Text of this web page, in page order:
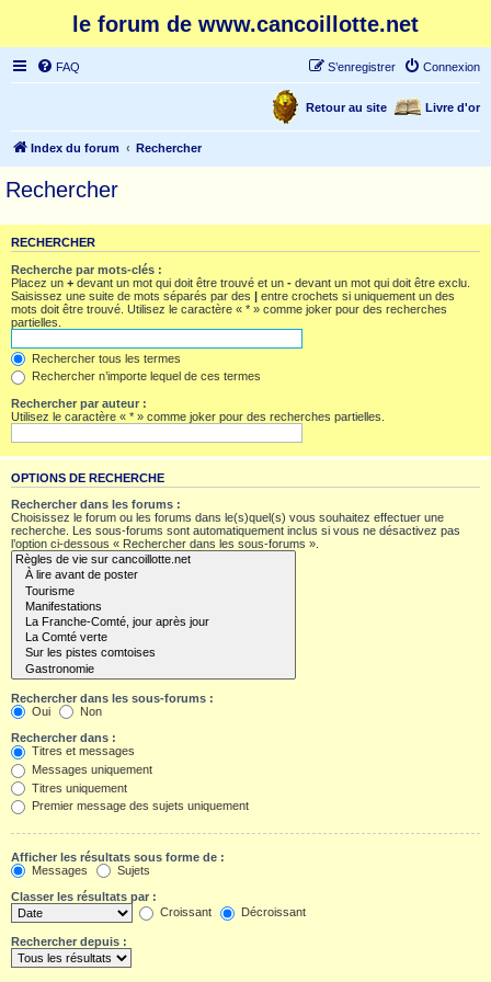
le forum de www.cancoillotte.net
FAQ Connexion
S’enregistrer
Livre d'or
Retour au site
Index du forum Rechercher
Rechercher
RECHERCHER
Recherche par mots-clés :
Placez un + devant un mot qui doit être trouvé et un - devant un mot qui doit être exclu.
Saisissez une suite de mots séparés par des | entre crochets si uniquement un des
mots doit être trouvé. Utilisez le caractère « * » comme joker pour des recherches
partielles.
Rechercher tous les termes
Rechercher n’importe lequel de ces termes
Rechercher par auteur :
Utilisez le caractère « * » comme joker pour des recherches partielles.
OPTIONS DE RECHERCHE
Rechercher dans les forums :
Choisissez le forum ou les forums dans le(s)quel(s) vous souhaitez effectuer une
recherche. Les sous-forums sont automatiquement inclus si vous ne désactivez pas
l’option ci-dessous « Rechercher dans les sous-forums ».
Rechercher dans les sous-forums :
Oui
Non
Rechercher dans :
Titres et messages
Messages uniquement
Titres uniquement
Premier message des sujets uniquement
Afficher les résultats sous forme de :
Messages
Sujets
Classer les résultats par :
Croissant
Décroissant
Rechercher depuis :